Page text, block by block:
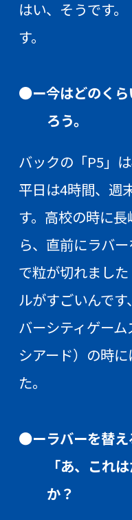
はい、そうです
す。
●ー今はどのくら
ろう。
バックの「P5」
平日は4時間、週
す。高校の時に
ら、直前にラバ
で粒が切れまし
ルがすごいんで
バーシティゲー
シアード）の時
た。
●ーラバーを替え
「あ、これ
か？